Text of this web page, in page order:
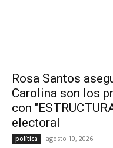
Rosa Santos
Carolina son los
con
electoral
política agosto 10, 2026